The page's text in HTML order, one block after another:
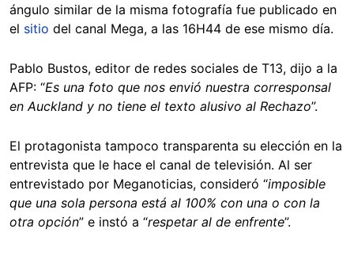
ángulo similar de la misma fotografía fue publicado en
el sitio del canal Mega, a las 16H44 de ese mismo día.
Pablo Bustos, editor de redes sociales de T13, dijo a la
AFP: “Es una foto que nos envió nuestra corresponsal
en Auckland y no tiene el texto alusivo al Rechazo”.
El protagonista tampoco transparenta su elección en la
entrevista que le hace el canal de televisión. Al ser
entrevistado por Meganoticias, consideró “imposible
que una sola persona está al 100% con una o con la
otra opción” e instó a “respetar al de enfrente”.